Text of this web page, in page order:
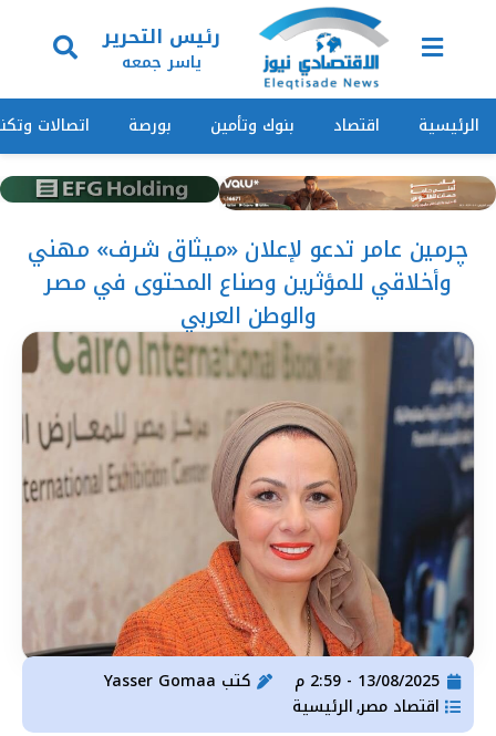
رئيس التحرير
ياسر جمعه
الرئيسية اقتصاد بنوك وتأمين بورصة اتصالات
چرمين عامر تدعو لإعلان «ميثاق شرف» مهني
وأخلاقي للمؤثرين وصناع المحتوى في مصر
والوطن العربي
13/08/2025 - 2:59 م كتب
اقتصاد مصر, الرئيسية